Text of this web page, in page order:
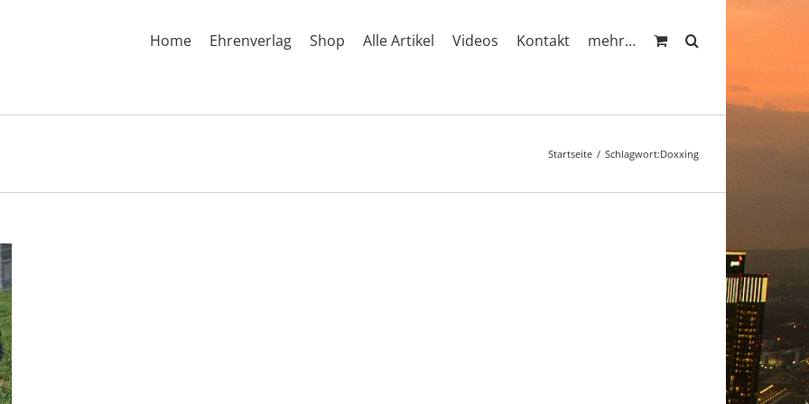
Home Ehrenverlag Shop Alle Artikel Videos Kontakt mehr…
Startseite Schlagwort:Doxxing